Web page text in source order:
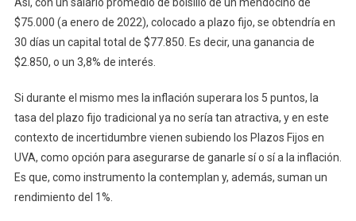
$75.000 (a enero de 2022), colocado a plazo fijo, se obtendría en
30 días un capital total de $77.850. Es decir, una ganancia de
$2.850, o un 3,8% de interés.
Si durante el mismo mes la inflación superara los 5 puntos, la
tasa del plazo fijo tradicional ya no sería tan atractiva, y en este
contexto de incertidumbre vienen subiendo los Plazos Fijos en
UVA, como opción para asegurarse de ganarle sí o sí a la inflación.
Es que, como instrumento la contemplan y, además, suman un
rendimiento del 1%.